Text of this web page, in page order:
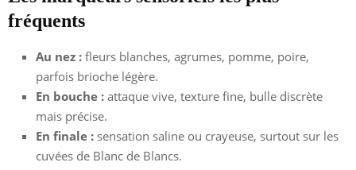
fréquents
Au nez : fleurs blanches, agrumes, pomme, poire,
parfois brioche légère.
En bouche : attaque vive, texture fine, bulle discrète
mais précise.
En finale : sensation saline ou crayeuse, surtout sur les
cuvées de Blanc de Blancs.